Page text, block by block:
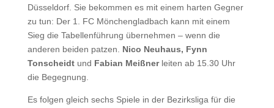
Düsseldorf. Sie bekommen es mit einem harten Gegner
zu tun: Der 1. FC Mönchengladbach kann mit einem
Sieg die Tabellenführung übernehmen – wenn die
anderen beiden patzen. Nico Neuhaus, Fynn
Tonscheidt und Fabian Meißner leiten ab 15.30 Uhr
die Begegnung.
Es folgen gleich sechs Spiele in der Bezirksliga für die